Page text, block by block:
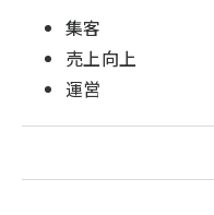
集客
売上向上
運営